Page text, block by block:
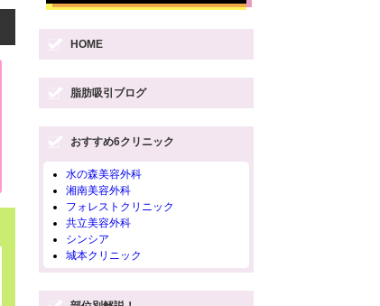
HOME
脂肪吸引ブログ
おすすめ6クリニック
水の森美容外科
湘南美容外科
フォレストクリニック
共立美容外科
シンシア
城本クリニック